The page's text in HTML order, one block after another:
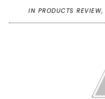
IN PRODUCTS REVIEW